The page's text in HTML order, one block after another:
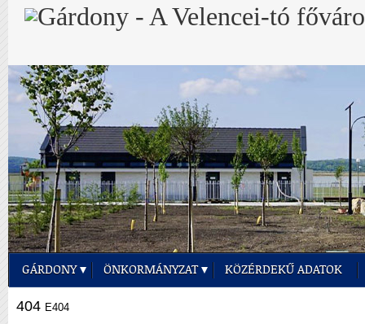
GÁRDONY ÖNKORMÁNYZAT KÖZÉRDEKŰ ADATOK
404 E404